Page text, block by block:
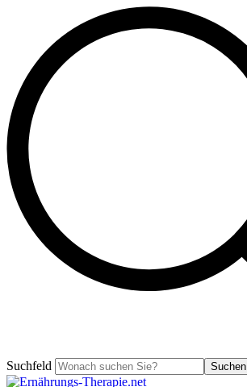
Suchfeld Suchen